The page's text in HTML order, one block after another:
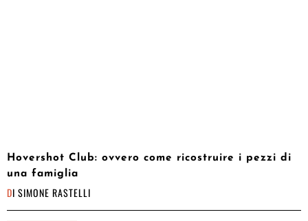
Hovershot Club: ovvero come ricostruire i pezzi di
una famiglia
DI SIMONE RASTELLI